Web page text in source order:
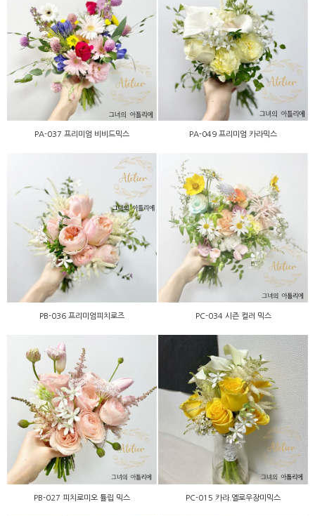
PA-037 프리미엄 비비드믹
스
PA-037 프리미엄 비비드믹스
PA-049 프리미엄 카라믹스
PA-049 프리미엄 카라믹스
PB-036 프리미엄피치로즈
PB-036 프리미엄피치로즈
PC-034 시즌 컬러 믹스
PC-034 시즌 컬러 믹스
PB-027 피치로미오 튤립
믹스
PB-027 피치로미오 튤립 믹스
PC-015 카라.옐로우장미믹
스
PC-015 카라.옐로우장미믹스